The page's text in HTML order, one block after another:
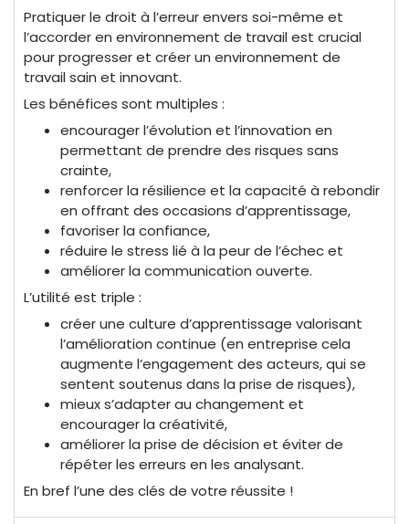
Pratiquer le droit à l’erreur envers soi-même et
l’accorder en environnement de travail est crucial
pour progresser et créer un environnement de
travail sain et innovant.
Les bénéfices sont multiples :
encourager l’évolution et l’innovation en
permettant de prendre des risques sans
crainte,
renforcer la résilience et la capacité à rebondir
en offrant des occasions d’apprentissage,
favoriser la confiance,
réduire le stress lié à la peur de l’échec et
améliorer la communication ouverte.
L’utilité est triple :
créer une culture d’apprentissage valorisant
l’amélioration continue (en entreprise cela
augmente l’engagement des acteurs, qui se
sentent soutenus dans la prise de risques),
mieux s’adapter au changement et
encourager la créativité,
améliorer la prise de décision et éviter de
répéter les erreurs en les analysant.
En bref l’une des clés de votre réussite !